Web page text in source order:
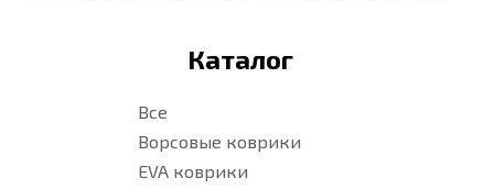
Каталог
Все
Ворсовые коврики
EVA коврики